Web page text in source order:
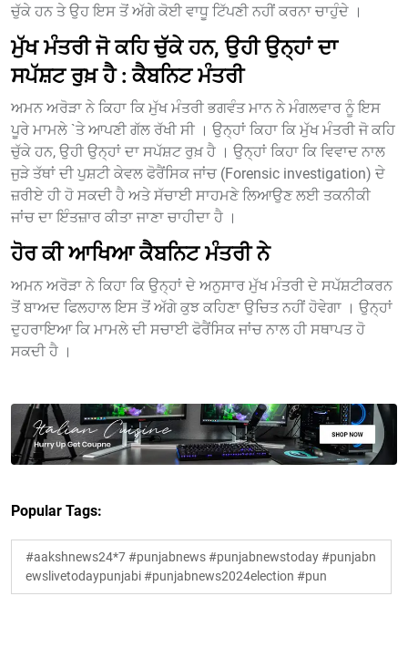
ਚੁੱਕੇ ਹਨ ਤੇ ਉਹ ਇਸ ਤੋਂ ਅੱਗੇ ਕੋਈ ਵਾਧੂ ਟਿੱਪਣੀ ਨਹੀਂ ਕਰਨਾ ਚਾਹੁੰਦੇ ।
ਮੁੱਖ ਮੰਤਰੀ ਜੋ ਕਹਿ ਚੁੱਕੇ ਹਨ, ਉਹੀ ਉਨ੍ਹਾਂ ਦਾ
ਸਪੱਸ਼ਟ ਰੁਖ਼ ਹੈ : ਕੈਬਨਿਟ ਮੰਤਰੀ
ਅਮਨ ਅਰੋੜਾ ਨੇ ਕਿਹਾ ਕਿ ਮੁੱਖ ਮੰਤਰੀ ਭਗਵੰਤ ਮਾਨ ਨੇ ਮੰਗਲਵਾਰ ਨੂੰ ਇਸ
ਪੂਰੇ ਮਾਮਲੇ `ਤੇ ਆਪਣੀ ਗੱਲ ਰੱਖੀ ਸੀ । ਉਨ੍ਹਾਂ ਕਿਹਾ ਕਿ ਮੁੱਖ ਮੰਤਰੀ ਜੋ ਕਹਿ
ਚੁੱਕੇ ਹਨ, ਉਹੀ ਉਨ੍ਹਾਂ ਦਾ ਸਪੱਸ਼ਟ ਰੁਖ਼ ਹੈ । ਉਨ੍ਹਾਂ ਕਿਹਾ ਕਿ ਵਿਵਾਦ ਨਾਲ
ਜੁੜੇ ਤੱਥਾਂ ਦੀ ਪੁਸ਼ਟੀ ਕੇਵਲ ਫੋਰੈਂਸਿਕ ਜਾਂਚ (Forensic investigation) ਦੇ
ਜ਼ਰੀਏ ਹੀ ਹੋ ਸਕਦੀ ਹੈ ਅਤੇ ਸੱਚਾਈ ਸਾਹਮਣੇ ਲਿਆਉਣ ਲਈ ਤਕਨੀਕੀ
ਜਾਂਚ ਦਾ ਇੰਤਜ਼ਾਰ ਕੀਤਾ ਜਾਣਾ ਚਾਹੀਦਾ ਹੈ ।
ਹੋਰ ਕੀ ਆਖਿਆ ਕੈਬਨਿਟ ਮੰਤਰੀ ਨੇ
ਅਮਨ ਅਰੋੜਾ ਨੇ ਕਿਹਾ ਕਿ ਉਨ੍ਹਾਂ ਦੇ ਅਨੁਸਾਰ ਮੁੱਖ ਮੰਤਰੀ ਦੇ ਸਪੱਸ਼ਟੀਕਰਨ
ਤੋਂ ਬਾਅਦ ਫਿਲਹਾਲ ਇਸ ਤੋਂ ਅੱਗੇ ਕੁਝ ਕਹਿਣਾ ਉਚਿਤ ਨਹੀਂ ਹੋਵੇਗਾ । ਉਨ੍ਹਾਂ
ਦੁਹਰਾਇਆ ਕਿ ਮਾਮਲੇ ਦੀ ਸਚਾਈ ਫੋਰੈਂਸਿਕ ਜਾਂਚ ਨਾਲ ਹੀ ਸਥਾਪਤ ਹੋ
ਸਕਦੀ ਹੈ ।
Popular Tags:
#aakshnews24*7 #punjabnews #punjabnewstoday #punjabn
ewslivetodaypunjabi #punjabnews2024election #pun